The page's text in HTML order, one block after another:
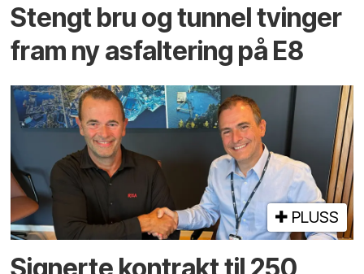
Stengt bru og tunnel tvinger
fram ny asfaltering på E8
PLUSS